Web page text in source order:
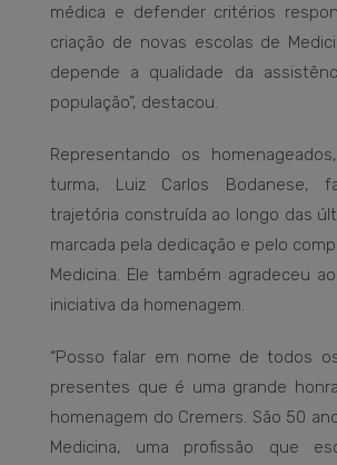
médica e defender critérios
criação de novas escolas de
depende a qualidade da
população”, destacou.
Representando os
turma, Luiz Carlos Bodanese,
trajetória construída ao longo das
marcada pela dedicação e pelo
Medicina. Ele também agradeceu
iniciativa da homenagem.
“Posso falar em nome de todos
presentes que é uma grande
homenagem do Cremers. São 50
Medicina, uma profissão que